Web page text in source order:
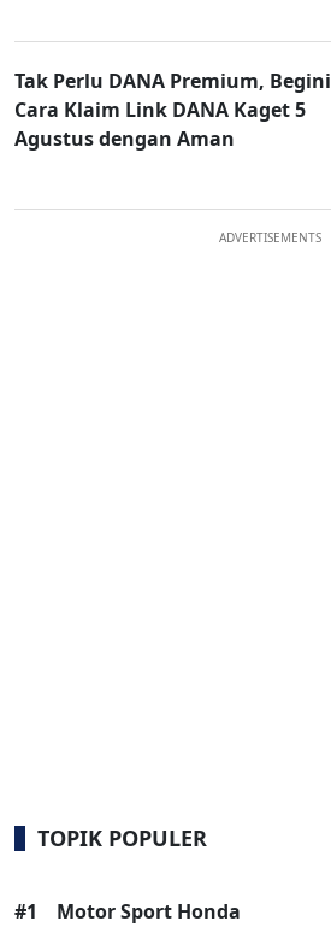
Tak Perlu DANA Premium, Begini
Cara Klaim Link DANA Kaget 5
Agustus dengan Aman
ADVERTISEMENTS
TOPIK POPULER
#1 Motor Sport Honda